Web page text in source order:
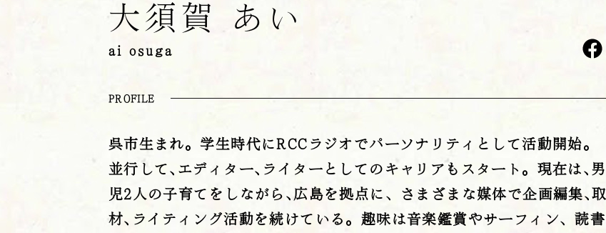
大須賀 あい
ai osuga
PROFILE
呉市生まれ。学生時代にRCCラジオでパーソナリティとして活動開始。
並行して､エディター､ライターとしてのキャリアもスタート。現在は､男
児2人の子育てをしながら､広島を拠点に、さまざまな媒体で企画編集､取
材､ライティング活動を続けている。趣味は音楽鑑賞やサーフィン、読書